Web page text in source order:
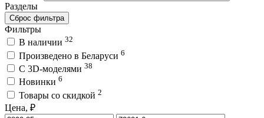
Разделы
Сброс фильтра
Фильтры
В наличии 32
Произведено в Беларуси 6
C 3D-моделями 38
Новинки 6
Товары со скидкой 2
Цена, ₽